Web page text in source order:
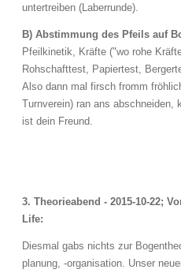
untertreiben (Laberrunde).
B) Abstimmung des Pfeils auf
Pfeilkinetik, Kräfte ("wo rohe
Rohschafttest, Papiertest,
Also dann mal firsch fromm
Turnverein) ran ans abschneiden,
ist dein Freund.
3. Theorieabend - 2015-10-22;
Life:
Diesmal gabs nichts zur
planung, -organisation. Unser